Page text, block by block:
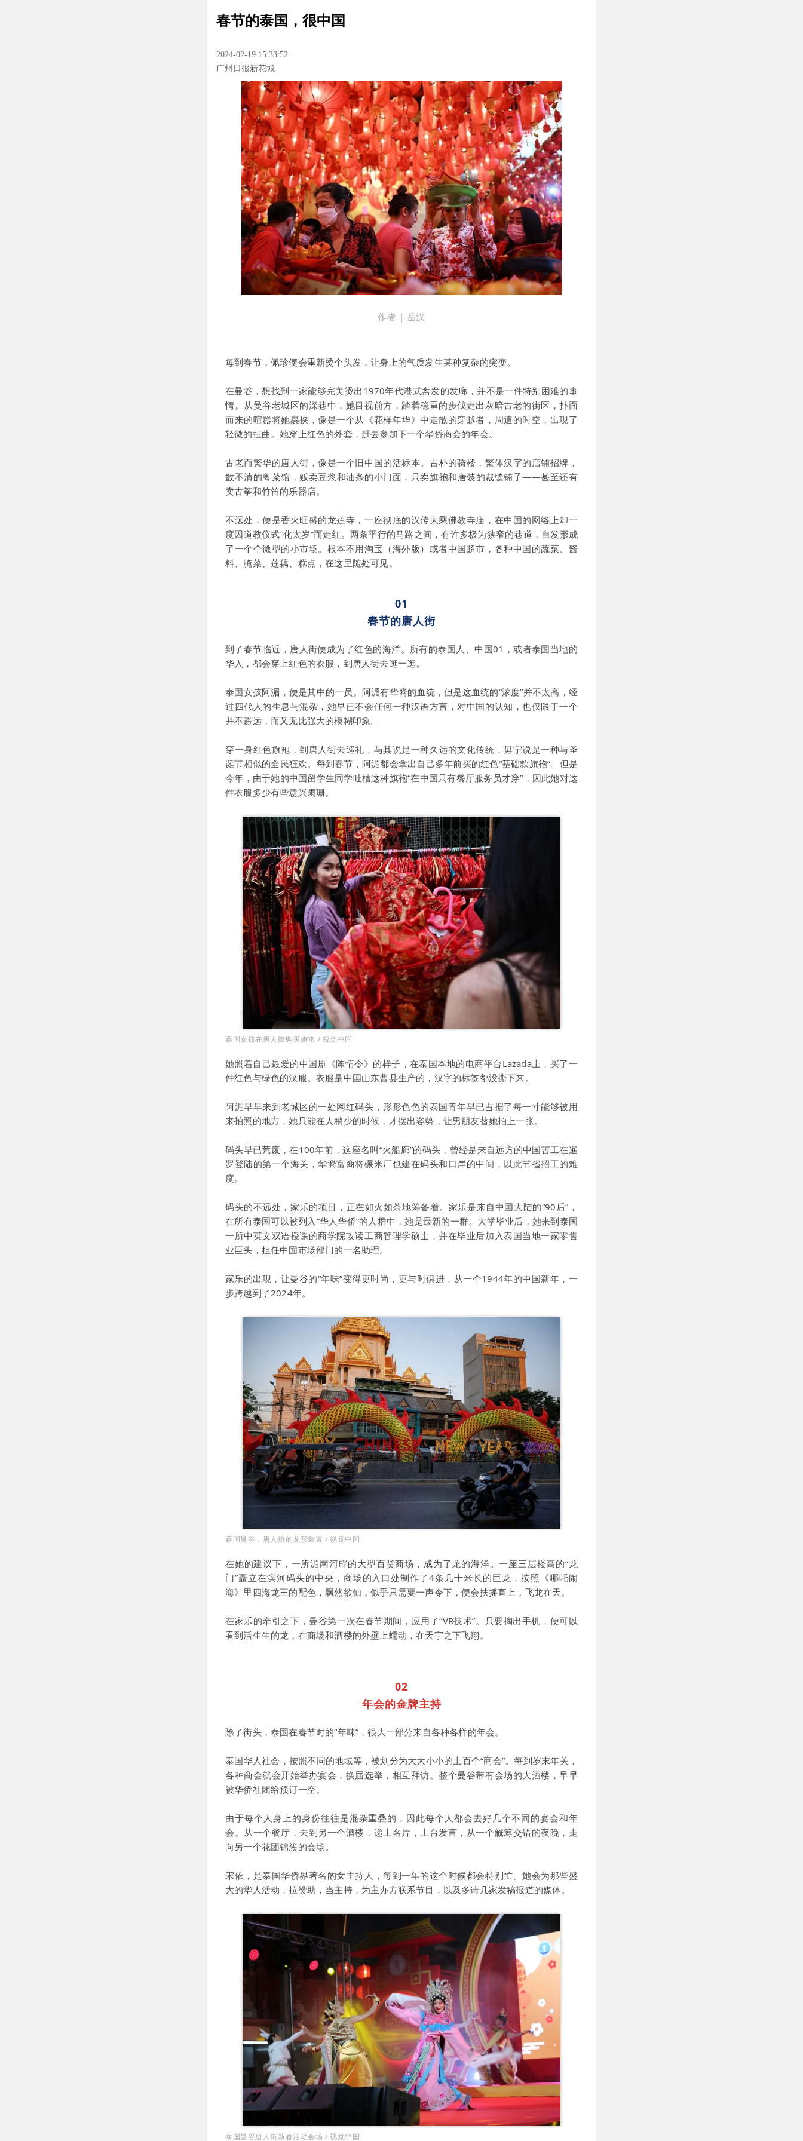
春节的泰国，很中国
2024-02-19 15:33:52
广州日报新花城
作者 | 岳汉
每到春节，佩珍便会重新烫个头发，让身上的气质发生某种复杂的突变。
在曼谷，想找到一家能够完美烫出1970年代港式盘发的发廊，并不是一件特别困难的事
情。从曼谷老城区的深巷中，她目视前方，踏着稳重的步伐走出灰暗古老的街区，扑面
而来的喧嚣将她裹挟，像是一个从《花样年华》中走散的穿越者，周遭的时空，出现了
轻微的扭曲。她穿上红色的外套，赶去参加下一个华侨商会的年会。
古老而繁华的唐人街，像是一个旧中国的活标本。古朴的骑楼，繁体汉字的店铺招牌，
数不清的粤菜馆，贩卖豆浆和油条的小门面，只卖旗袍和唐装的裁缝铺子——甚至还有
卖古筝和竹笛的乐器店。
不远处，便是香火旺盛的龙莲寺，一座彻底的汉传大乘佛教寺庙，在中国的网络上却一
度因道教仪式“化太岁”而走红。两条平行的马路之间，有许多极为狭窄的巷道，自发形成
了一个个微型的小市场。根本不用淘宝（海外版）或者中国超市，各种中国的蔬菜、酱
料、腌菜、莲藕、糕点，在这里随处可见。
01
春节的唐人街
到了春节临近，唐人街便成为了红色的海洋。所有的泰国人、中国01，或者泰国当地的
华人，都会穿上红色的衣服，到唐人街去逛一逛。
泰国女孩阿湄，便是其中的一员。阿湄有华裔的血统，但是这血统的“浓度”并不太高，经
过四代人的生息与混杂，她早已不会任何一种汉语方言，对中国的认知，也仅限于一个
并不遥远，而又无比强大的模糊印象。
穿一身红色旗袍，到唐人街去巡礼，与其说是一种久远的文化传统，毋宁说是一种与圣
诞节相似的全民狂欢。每到春节，阿湄都会拿出自己多年前买的红色“基础款旗袍”。但是
今年，由于她的中国留学生同学吐槽这种旗袍“在中国只有餐厅服务员才穿”，因此她对这
件衣服多少有些意兴阑珊。
泰国女孩在唐人街购买旗袍 / 视觉中国
她照着自己最爱的中国剧《陈情令》的样子，在泰国本地的电商平台Lazada上，买了一
件红色与绿色的汉服。衣服是中国山东曹县生产的，汉字的标签都没撕下来。
阿湄早早来到老城区的一处网红码头，形形色色的泰国青年早已占据了每一寸能够被用
来拍照的地方，她只能在人稍少的时候，才摆出姿势，让男朋友替她拍上一张。
码头早已荒废，在100年前，这座名叫“火船廊”的码头，曾经是来自远方的中国苦工在暹
罗登陆的第一个海关，华裔富商将碾米厂也建在码头和口岸的中间，以此节省招工的难
度。
码头的不远处，家乐的项目，正在如火如荼地筹备着。家乐是来自中国大陆的“90后”，
在所有泰国可以被列入“华人华侨”的人群中，她是最新的一群。大学毕业后，她来到泰国
一所中英文双语授课的商学院攻读工商管理学硕士，并在毕业后加入泰国当地一家零售
业巨头，担任中国市场部门的一名助理。
家乐的出现，让曼谷的“年味”变得更时尚，更与时俱进，从一个1944年的中国新年，一
步跨越到了2024年。
泰国曼谷，唐人街的龙形装置 / 视觉中国
在她的建议下，一所湄南河畔的大型百货商场，成为了龙的海洋。一座三层楼高的“龙
门”矗立在滨河码头的中央，商场的入口处制作了4条几十米长的巨龙，按照《哪吒闹
海》里四海龙王的配色，飘然欲仙，似乎只需要一声令下，便会扶摇直上，飞龙在天。
在家乐的牵引之下，曼谷第一次在春节期间，应用了“VR技术”。只要掏出手机，便可以
看到活生生的龙，在商场和酒楼的外壁上蠕动，在天宇之下飞翔。
02
年会的金牌主持
除了街头，泰国在春节时的“年味”，很大一部分来自各种各样的年会。
泰国华人社会，按照不同的地域等，被划分为大大小小的上百个“商会”。每到岁末年关，
各种商会就会开始举办宴会，换届选举，相互拜访。整个曼谷带有会场的大酒楼，早早
被华侨社团给预订一空。
由于每个人身上的身份往往是混杂重叠的，因此每个人都会去好几个不同的宴会和年
会。从一个餐厅，去到另一个酒楼，递上名片，上台发言，从一个觥筹交错的夜晚，走
向另一个花团锦簇的会场。
宋依，是泰国华侨界著名的女主持人，每到一年的这个时候都会特别忙。她会为那些盛
大的华人活动，拉赞助，当主持，为主办方联系节目，以及多请几家发稿报道的媒体。
泰国曼谷唐人街新春活动会场 / 视觉中国